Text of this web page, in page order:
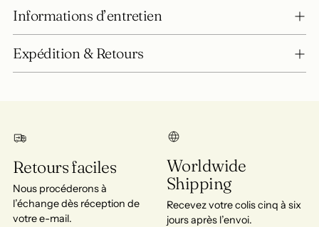
Informations d’entretien
Expédition & Retours
Retours faciles
Nous procéderons à
l’échange dès réception de
votre e-mail.
Worldwide
Shipping
Recevez votre colis cinq à six
jours après l’envoi.